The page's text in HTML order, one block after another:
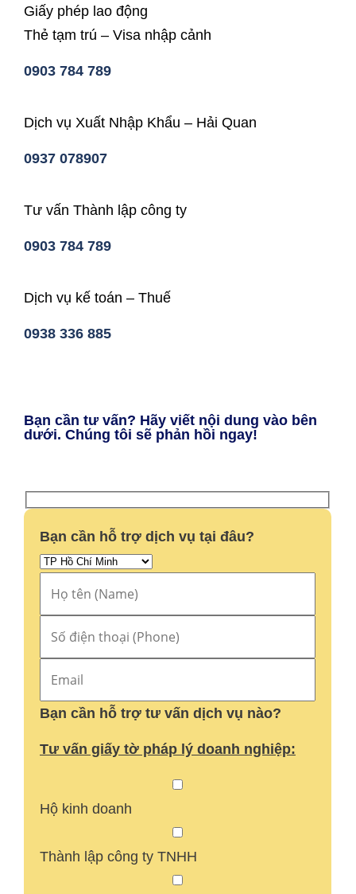
Giấy phép lao động
Thẻ tạm trú – Visa nhập cảnh
0903 784 789
Dịch vụ Xuất Nhập Khẩu – Hải Quan
0937 078907
Tư vấn Thành lập công ty
0903 784 789
Dịch vụ kế toán – Thuế
0938 336 885
Bạn cần tư vấn? Hãy viết nội dung vào bên
dưới. Chúng tôi sẽ phản hồi ngay!
Bạn cần hỗ trợ dịch vụ tại đâu?
Bạn cần hỗ trợ tư vấn dịch vụ nào?
Tư vấn giấy tờ pháp lý doanh nghiệp:
Hộ kinh doanh
Thành lập công ty TNHH